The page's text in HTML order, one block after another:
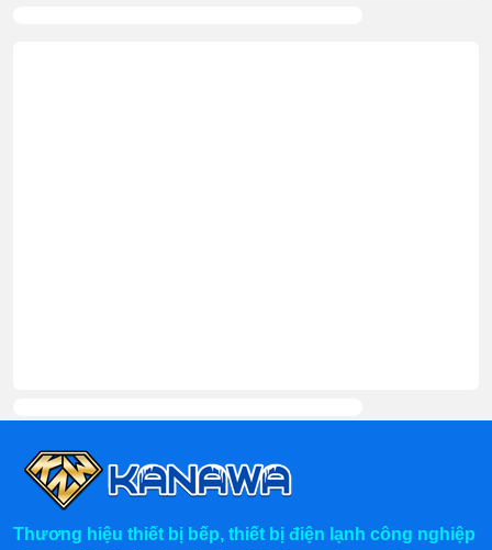
Thương hiệu thiết bị bếp, thiết bị điện lạnh công nghiệp